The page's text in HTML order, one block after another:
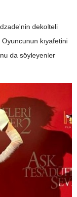
dekolteli
kıyafetini
da söyleyenler